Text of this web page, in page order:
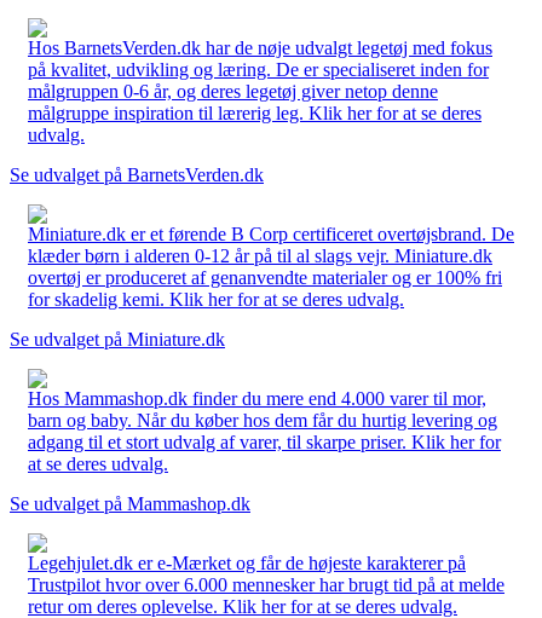
Hos BarnetsVerden.dk har de nøje udvalgt legetøj med fokus
på kvalitet, udvikling og læring. De er specialiseret inden for
målgruppen 0-6 år, og deres legetøj giver netop denne
målgruppe inspiration til lærerig leg. Klik her for at se deres
udvalg.
Se udvalget på BarnetsVerden.dk
Miniature.dk er et førende B Corp certificeret overtøjsbrand. De
klæder børn i alderen 0-12 år på til al slags vejr. Miniature.dk
overtøj er produceret af genanvendte materialer og er 100% fri
for skadelig kemi. Klik her for at se deres udvalg.
Se udvalget på Miniature.dk
Hos Mammashop.dk finder du mere end 4.000 varer til mor,
barn og baby. Når du køber hos dem får du hurtig levering og
adgang til et stort udvalg af varer, til skarpe priser. Klik her for
at se deres udvalg.
Se udvalget på Mammashop.dk
Legehjulet.dk er e-Mærket og får de højeste karakterer på
Trustpilot hvor over 6.000 mennesker har brugt tid på at melde
retur om deres oplevelse. Klik her for at se deres udvalg.